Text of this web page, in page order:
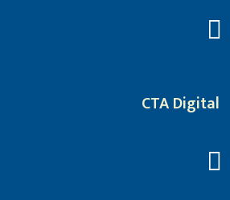
CTA Digital